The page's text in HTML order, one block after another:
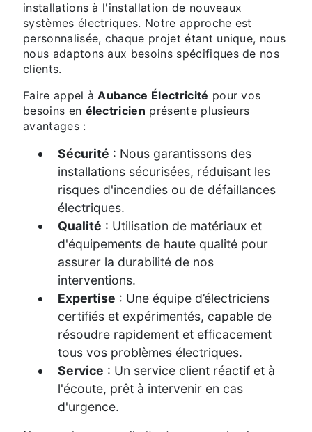
installations à l'installation de nouveaux
systèmes électriques. Notre approche est
personnalisée, chaque projet étant unique, nous
nous adaptons aux besoins spécifiques de nos
clients.
Faire appel àAubance Électricité pour vos
besoins en électricien présente plusieurs
avantages :
Sécurité : Nous garantissons des
installations sécurisées, réduisant les
risques d'incendies ou de défaillances
électriques.
Qualité : Utilisation de matériaux et
d'équipements de haute qualité pour
assurer la durabilité de nos
interventions.
Expertise : Une équipe d’électriciens
certifiés et expérimentés, capable de
résoudre rapidement et efficacement
tous vos problèmes électriques.
Service : Un service client réactif et à
l'écoute, prêt à intervenir en cas
d'urgence.